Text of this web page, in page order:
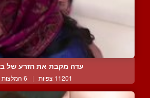
עדה מקבת את הזרע של
11201 צפיות | 6 המלצות